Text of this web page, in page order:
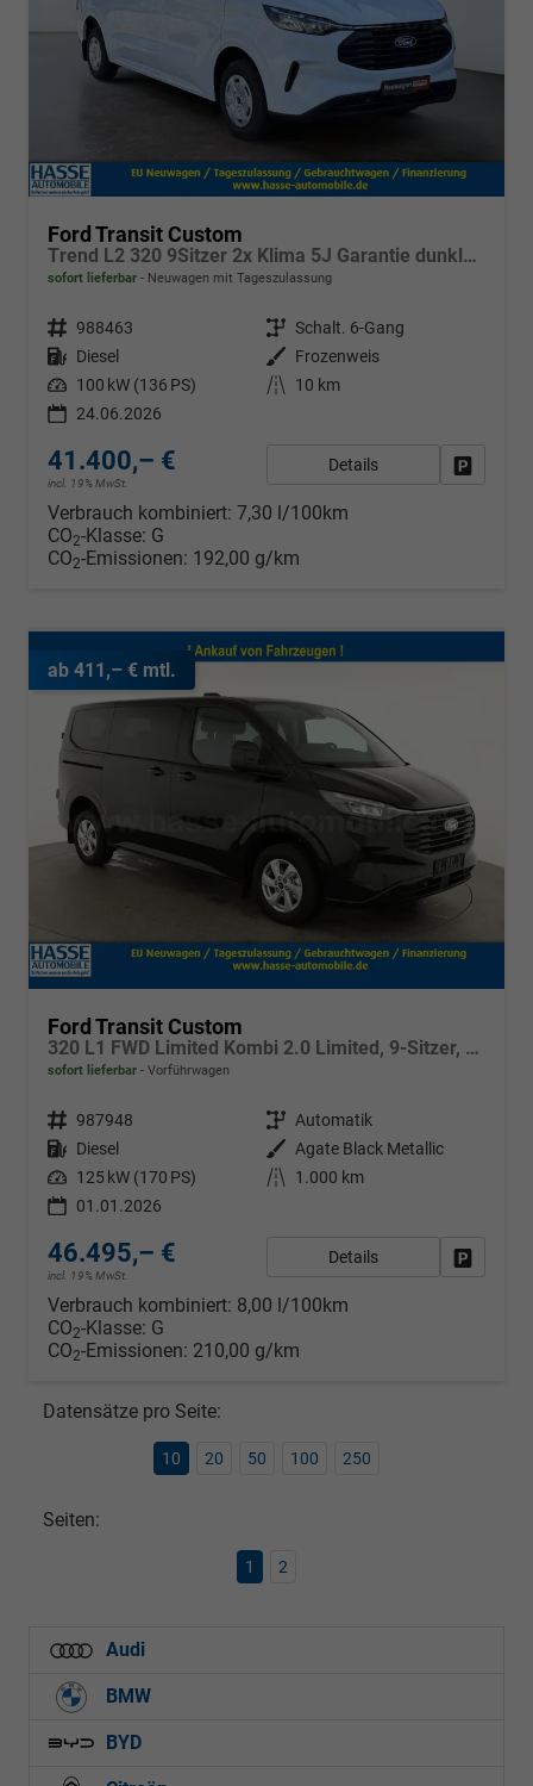
Ford Transit Custom
Trend L2 320 9Sitzer 2x Klima 5J Garantie dunkle Scheiben Sync4 Sitzheizung
sofort lieferbar Neuwagen mit Tageszulassung
Fahrzeugnr. 988463 Getriebe Schalt. 6-Gang
Kraftstoff Diesel Außenfarbe
Frozenweis
Leistung 100 kW (136 PS) Kilometerstand
10 km
24.06.2026
41.400,– €
incl. 19% MwSt.
Details
Verbrauch kombiniert: 7,30 l/100km
CO2-Klasse: G
CO2-Emissionen: 192,00 g/km
ab 411,– € mtl.
Ford Transit Custom
320 L1 FWD Limited Kombi 2.0 Limited, 9-Sitzer, Navi, FS-beheizbar, Side, Kamera, 4 J.-Garantie
sofort lieferbar Vorführwagen
Fahrzeugnr. 987948 Getriebe Automatik
Kraftstoff Diesel Außenfarbe
Agate Black Metallic
Leistung 125 kW (170 PS) Kilometerstand
1.000 km
01.01.2026
46.495,– €
incl. 19% MwSt.
Details
Verbrauch kombiniert: 8,00 l/100km
CO2-Klasse: G
CO2-Emissionen: 210,00 g/km
Datensätze pro Seite:
10 20 50 100 250
Seiten:
1 2
Audi
BMW
BYD